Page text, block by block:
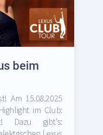
beim
Am 15.08.2025
im Club:
Dazu gibt’s: